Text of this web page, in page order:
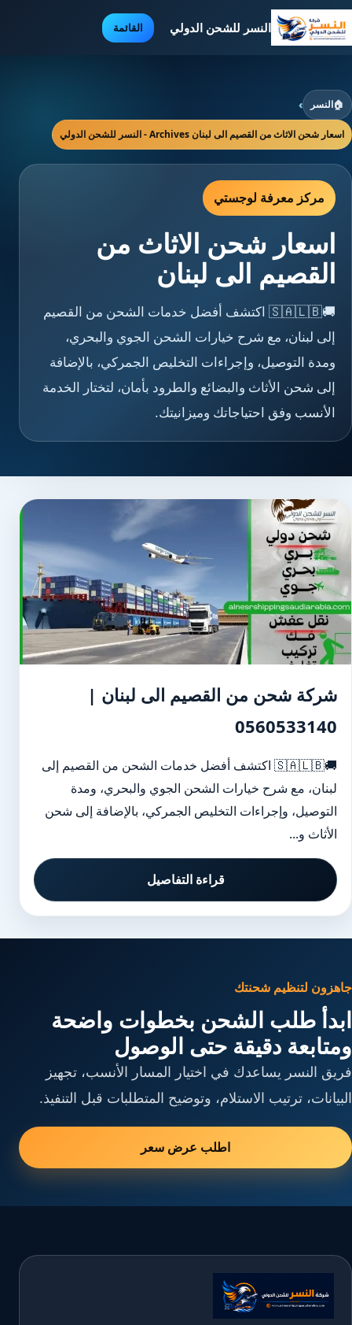
النسر للشحن الدولي القائمة
🏠النسر ›
اسعار شحن الاثاث من القصيم الى لبنان Archives - النسر للشحن الدولي
مركز معرفة لوجستي
اسعار شحن الاثاث من
القصيم الى لبنان
🚚🇸🇦🇱🇧 اكتشف أفضل خدمات الشحن من القصيم
إلى لبنان، مع شرح خيارات الشحن الجوي والبحري،
ومدة التوصيل، وإجراءات التخليص الجمركي، بالإضافة
إلى شحن الأثاث والبضائع والطرود بأمان، لتختار الخدمة
الأنسب وفق احتياجاتك وميزانيتك.
شركة شحن من القصيم الى لبنان |
0560533140
🚚🇸🇦🇱🇧 اكتشف أفضل خدمات الشحن من القصيم إلى
لبنان، مع شرح خيارات الشحن الجوي والبحري، ومدة
التوصيل، وإجراءات التخليص الجمركي، بالإضافة إلى شحن
الأثاث و...
قراءة التفاصيل
جاهزون لتنظيم شحنتك
ابدأ طلب الشحن بخطوات واضحة
ومتابعة دقيقة حتى الوصول
فريق النسر يساعدك في اختيار المسار الأنسب، تجهيز
البيانات، ترتيب الاستلام، وتوضيح المتطلبات قبل التنفيذ.
اطلب عرض سعر